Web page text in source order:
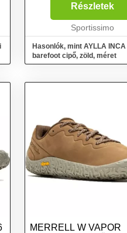
hónapokra. Minimális
maximális gyaloglási
Részletek
Sportissimo
Hasonlók, mint AYLLA
barefoot cipő, zöld, méret
MERRELL W VAPOR